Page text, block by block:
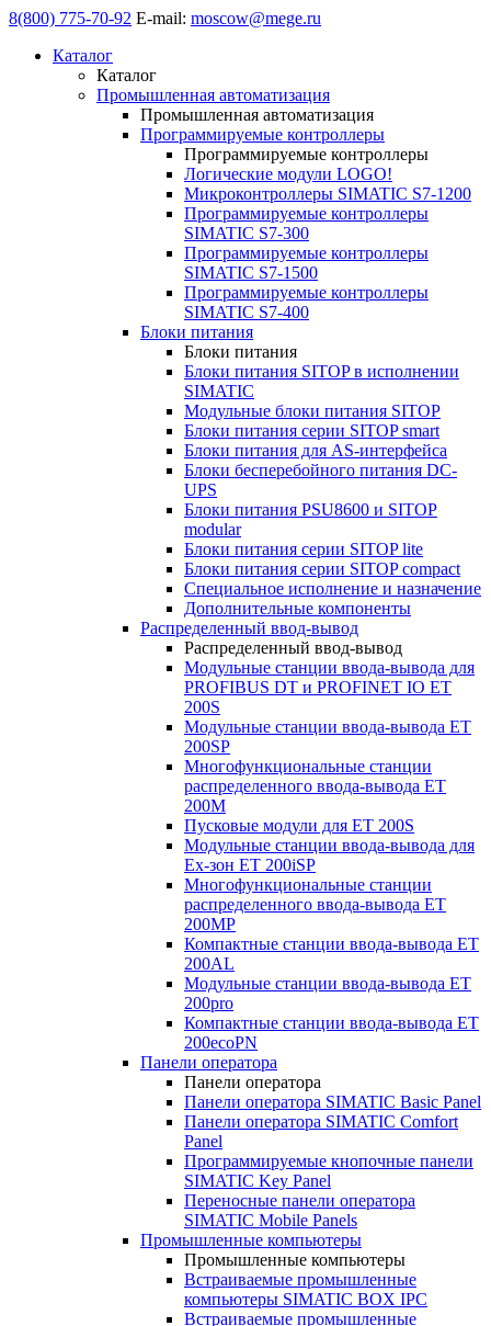
8(800) 775-70-92 E-mail: moscow@mege.ru
Каталог
Каталог
Промышленная автоматизация
Промышленная автоматизация
Программируемые контроллеры
Программируемые контроллеры
Логические модули LOGO!
Микроконтроллеры SIMATIC S7-1200
Программируемые контроллеры
SIMATIC S7-300
Программируемые контроллеры
SIMATIC S7-1500
Программируемые контроллеры
SIMATIC S7-400
Блоки питания
Блоки питания
Блоки питания SITOP в исполнении
SIMATIC
Модульные блоки питания SITOP
Блоки питания серии SITOP smart
Блоки питания для AS-интерфейса
Блоки бесперебойного питания DC-
UPS
Блоки питания PSU8600 и SITOP
modular
Блоки питания серии SITOP lite
Блоки питания серии SITOP compact
Специальное исполнение и назначение
Дополнительные компоненты
Распределенный ввод-вывод
Распределенный ввод-вывод
Модульные станции ввода-вывода для
PROFIBUS DT и PROFINET IO ET
200S
Модульные станции ввода-вывода ET
200SP
Многофункциональные станции
распределенного ввода-вывода ET
200M
Пусковые модули для ET 200S
Модульные станции ввода-вывода для
Ex-зон ET 200iSP
Многофункциональные станции
распределенного ввода-вывода ET
200MP
Компактные станции ввода-вывода ET
200AL
Модульные станции ввода-вывода ET
200pro
Компактные станции ввода-вывода ET
200ecoPN
Панели оператора
Панели оператора
Панели оператора SIMATIC Basic Panel
Панели оператора SIMATIC Comfort
Panel
Программируемые кнопочные панели
SIMATIC Key Panel
Переносные панели оператора
SIMATIC Mobile Panels
Промышленные компьютеры
Промышленные компьютеры
Встраиваемые промышленные
компьютеры SIMATIC BOX IPC
Встраиваемые промышленные